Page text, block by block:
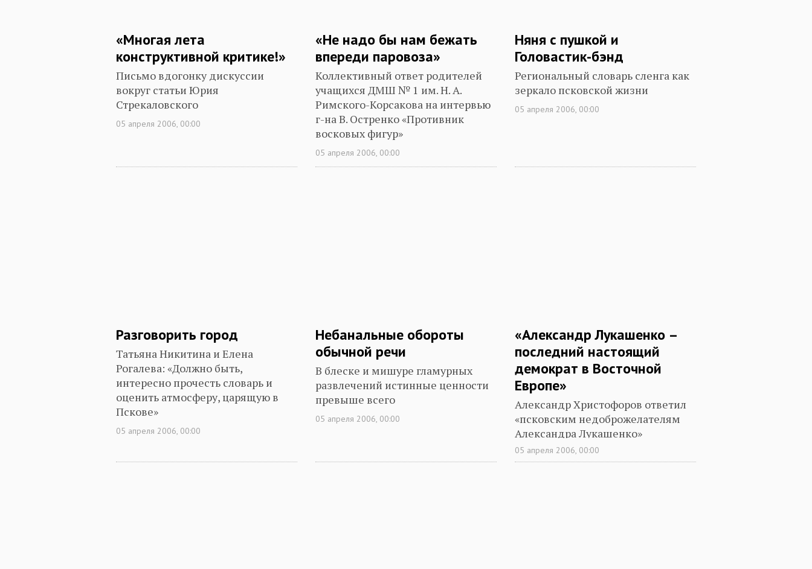
«Многая лета
конструктивной критике!»
Письмо вдогонку дискуссии
вокруг статьи Юрия
Стрекаловского
05 апреля 2006, 00:00
«Не надо бы нам бежать
впереди паровоза»
Коллективный ответ родителей
учащихся ДМШ № 1 им. Н. А.
Римского-Корсакова на интервью
г-на В. Остренко «Противник
восковых фигур»
05 апреля 2006, 00:00
Няня с пушкой и
Головастик-бэнд
Региональный словарь сленга как
зеркало псковской жизни
05 апреля 2006, 00:00
Разговорить город
Татьяна Никитина и Елена
Рогалева: «Должно быть,
интересно прочесть словарь и
оценить атмосферу, царящую в
Пскове»
05 апреля 2006, 00:00
Небанальные обороты
обычной речи
В блеске и мишуре гламурных
развлечений истинные ценности
превыше всего
05 апреля 2006, 00:00
«Александр Лукашенко –
последний настоящий
демократ в Восточной
Европе»
Александр Христофоров ответил
«псковским недоброжелателям
Александра Лукашенко»
05 апреля 2006, 00:00